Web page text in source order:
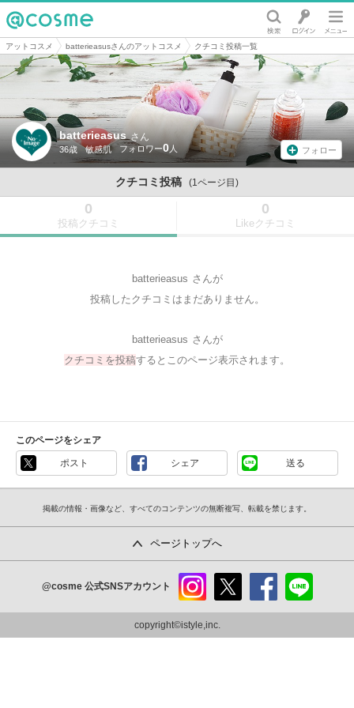
@cosme
アットコスメ batterieasusさんのアットコスメ クチコミ投稿一覧
batterieasus さん
36歳 敏感肌 0 フォロー
クチコミ投稿 (1ページ目)
0
投稿クチコミ
0
Likeクチコミ
batterieasus さんが
投稿したクチコミはまだありません。
batterieasus さんが
クチコミを投稿するとこのページ表示されます。
このページをシェア
ポスト シェア 送る
掲載の情報・画像など、すべてのコンテンツの無断複写、転載を禁じます。
ページトップへ
@cosme 公式SNSアカウント
ram
copyright©istyle,inc.